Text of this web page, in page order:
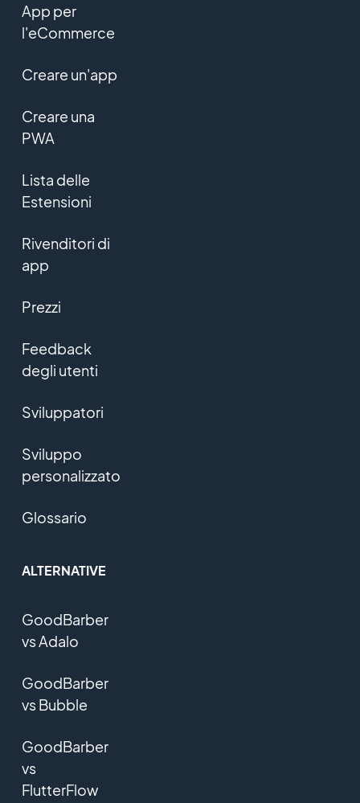
App per
l'eCommerce
Creare un'app
Creare una
PWA
Lista delle
Estensioni
Rivenditori di
app
Prezzi
Feedback
degli utenti
Sviluppatori
Sviluppo
personalizzato
Glossario
ALTERNATIVE
GoodBarber
vs Adalo
GoodBarber
vs Bubble
GoodBarber
vs
FlutterFlow